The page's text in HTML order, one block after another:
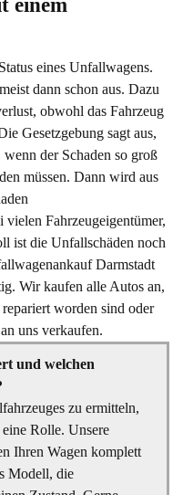
einem
eines Unfallwagens.
dann schon aus. Dazu
obwohl das Fahrzeug
Gesetzgebung sagt aus,
der Schaden so groß
müssen. Dann wird aus
Fahrzeugeigentümer,
ist die Unfallschäden noch
Darmstadt
Wir kaufen alle Autos an,
worden sind oder
uns verkaufen.
und welchen
zu ermitteln,
Rolle. Unsere
Ihren Wagen komplett
Modell, die